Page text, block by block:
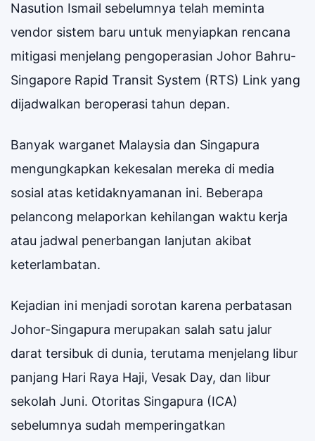
Nasution Ismail sebelumnya telah meminta
vendor sistem baru untuk menyiapkan rencana
mitigasi menjelang pengoperasian Johor Bahru-
Singapore Rapid Transit System (RTS) Link yang
dijadwalkan beroperasi tahun depan.
Banyak warganet Malaysia dan Singapura
mengungkapkan kekesalan mereka di media
sosial atas ketidaknyamanan ini. Beberapa
pelancong melaporkan kehilangan waktu kerja
atau jadwal penerbangan lanjutan akibat
keterlambatan.
Kejadian ini menjadi sorotan karena perbatasan
Johor-Singapura merupakan salah satu jalur
darat tersibuk di dunia, terutama menjelang libur
panjang Hari Raya Haji, Vesak Day, dan libur
sekolah Juni. Otoritas Singapura (ICA)
sebelumnya sudah memperingatkan